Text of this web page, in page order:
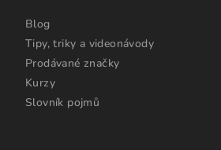
Blog
Tipy, triky a videonávody
Prodávané značky
Kurzy
Slovník pojmů